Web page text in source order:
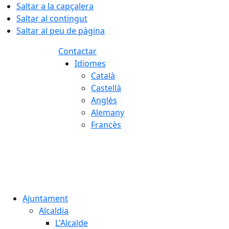
Saltar a la capçalera
Saltar al contingut
Saltar al peu de pàgina
Contactar
Idiomes
Català
Castellà
Anglès
Alemany
Francès
Ajuntament
Alcaldia
L'Alcalde